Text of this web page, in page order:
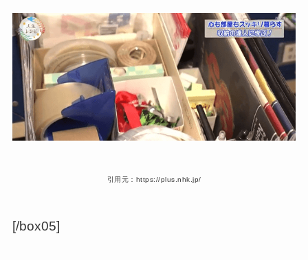
引用元：https://plus.nhk.jp/
[/box05]